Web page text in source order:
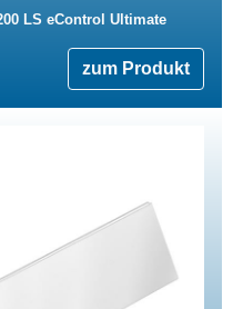
LS eControl Ultimate
zum Produkt